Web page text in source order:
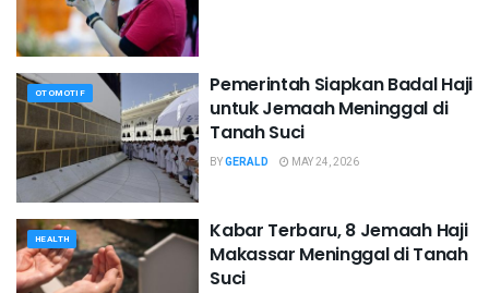
OTOMOTIF
Pemerintah Siapkan Badal Haji
untuk Jemaah Meninggal di
Tanah Suci
BYGERALD MAY 24, 2026
HEALTH
Kabar Terbaru, 8 Jemaah Haji
Makassar Meninggal di Tanah
Suci